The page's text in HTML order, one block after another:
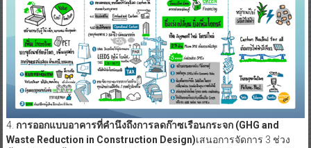
4. การออกแบบอาคารที่คำนึงถึงการลดก๊าซเรือนกระจก (GHG and
Waste Reduction in Construction Design)เสนอการจัดการ 3 ช่วง